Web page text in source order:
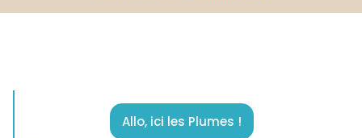
Allo, ici les Plumes !